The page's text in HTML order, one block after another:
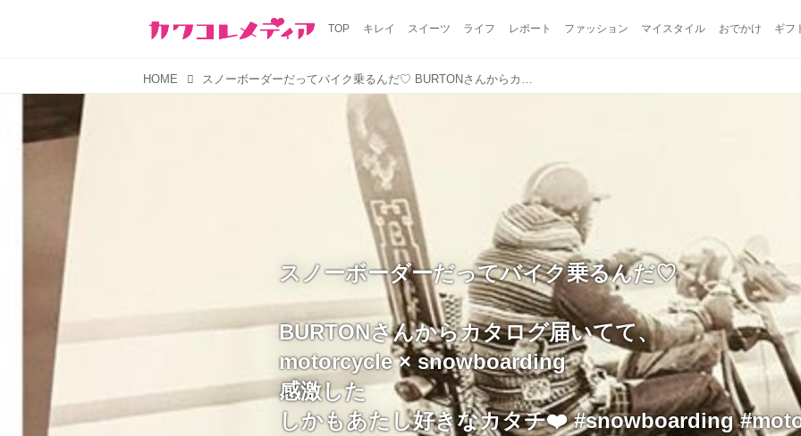
TOP キレイ スイーツ ライフ レポート ファッション マイスタイル おでかけ ギフ
HOME スノーボーダーだってバイク乗るんだ♡ BURTONさんからカタログ届いてて、 motorcycle × snowboarding 感激した しかもあたし好きなカタチ❤️ #snowboarding #motorcycle #burton #lov ...
スノーボーダーだってバイク乗るんだ♡
BURTONさんからカタログ届いてて、
motorcycle × snowboarding
感激した
しかもあたし好きなカタチ❤️ #snowboarding